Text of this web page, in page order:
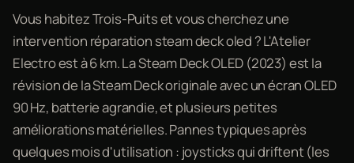
Vous habitez Trois-Puits et vous cherchez une
intervention réparation steam deck oled ? L'Atelier
Electro est à 6 km. La Steam Deck OLED (2023) est la
révision de la Steam Deck originale avec un écran OLED
90 Hz, batterie agrandie, et plusieurs petites
améliorations matérielles. Pannes typiques après
quelques mois d'utilisation : joysticks qui driftent (les